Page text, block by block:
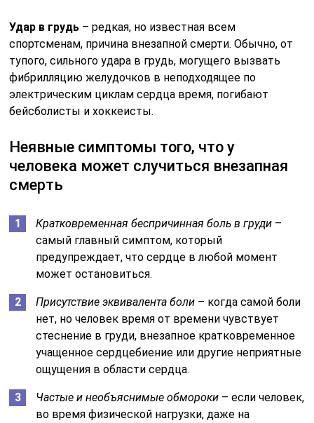
Удар в грудь – редкая, но известная всем
спортсменам, причина внезапной смерти. Обычно, от
тупого, сильного удара в грудь, могущего вызвать
фибрилляцию желудочков в неподходящее по
электрическим циклам сердца время, погибают
бейсболисты и хоккеисты.
Неявные симптомы того, что у
человека может случиться внезапная
смерть
Кратковременная беспричинная боль в груди –
самый главный симптом, который
предупреждает, что сердце в любой момент
может остановиться.
Присутствие эквивалента боли – когда самой боли
нет, но человек время от времени чувствует
стеснение в груди, внезапное кратковременное
учащенное сердцебиение или другие неприятные
ощущения в области сердца.
Частые и необъяснимые обмороки – если человек,
во время физической нагрузки, даже на